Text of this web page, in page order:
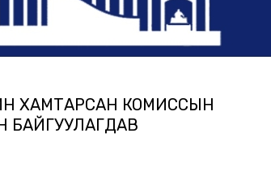
ХАМТАРСАН КОМИССЫН
БАЙГУУЛАГДАВ